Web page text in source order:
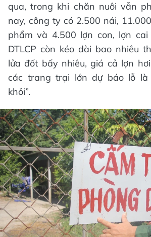
qua, trong khi chăn nuôi vẫn
nay, công ty có 2.500 nái,
phẩm và 4.500 lợn con, lợn
DTLCP còn kéo dài bao nhiêu
lửa đốt bấy nhiêu, giá cả lợn
các trang trại lớn dự báo lỗ là
khỏi”.